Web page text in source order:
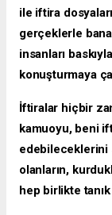
ile iftira
gerçeklerle
insanları
konuşturmaya
İftiralar hiçbir
kamuoyu, beni
edebileceklerini
olanların,
hep birlikte tanık